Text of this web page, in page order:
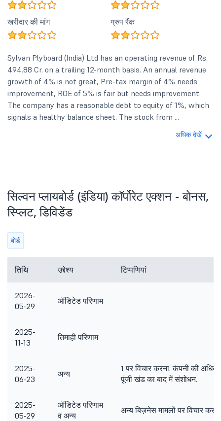
खरीदार की मांग ग्रुप रैंक
Sylvan Plyboard (India) Ltd has an operating revenue of Rs.
494.88 Cr. on a trailing 12-month basis. An annual revenue
growth of 4% is not great, Pre-tax margin of 4% needs
improvement, ROE of 5% is fair but needs improvement.
The company has a reasonable debt to equity of 1%, which
signals a healthy balance sheet. The stock from ...
अधिक देखें
सिल्वन प्लायबोर्ड (इंडिया) कॉर्पोरेट एक्शन - बोनस,
स्प्लिट, डिविडेंड
बोर्ड
तिथि उद्देश्य टिप्पणियां
2026-
05-29
ऑडिटेड परिणाम
2025-
11-13
तिमाही परिणाम
2025-
06-23
अन्य
1 पर विचार करना. कंपनी की
पूंजी खंड का बाद में संशोधन.
2025-
05-29
ऑडिटेड परिणाम
व अन्य
अन्य बिज़नेस मामलों पर विचार